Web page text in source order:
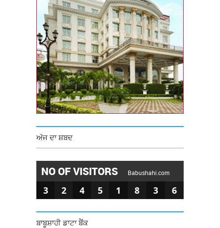
ਅੱਜ ਦਾ ਸ਼ਬਦ
NO OF VISITORS Babushahi.com
3 2 4 5 1 8 3 6
ਬਾਬੂਸ਼ਾਹੀ ਡਾਟਾ ਬੈਂਕ